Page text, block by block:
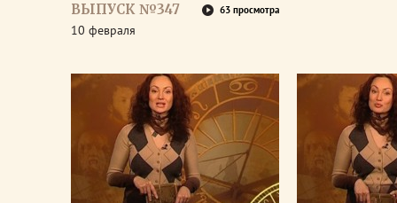
ВЫПУСК №347 63 просмотра
10 февраля